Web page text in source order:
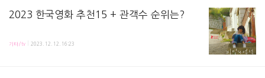
2023 한국영화 추천15 + 관객수 순위는?
2023년의 두 번째 추위가 왔습니다. 벌써 다음 해와 이어지는 연 끝의 기온이 됐는데요. So,
기타/tv 2023. 12. 12. 16:23